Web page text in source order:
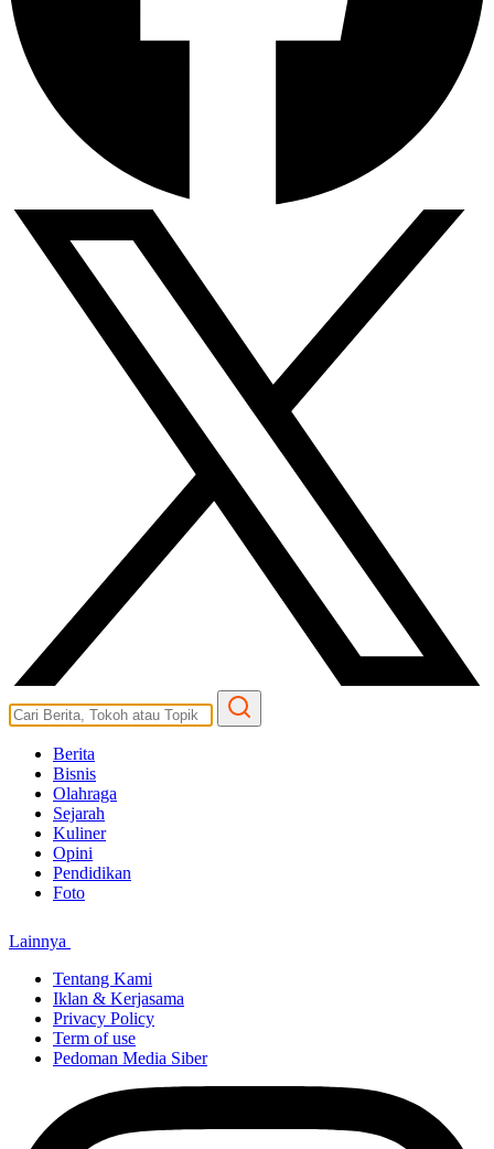
Berita
Bisnis
Olahraga
Sejarah
Kuliner
Opini
Pendidikan
Foto
Lainnya
Tentang Kami
Iklan & Kerjasama
Privacy Policy
Term of use
Pedoman Media Siber